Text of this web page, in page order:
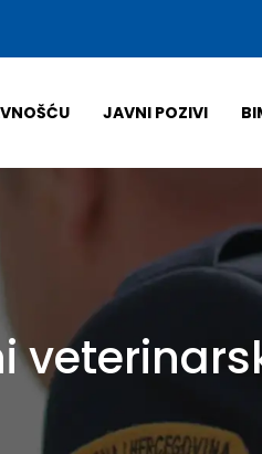
JAVNI POZIVI